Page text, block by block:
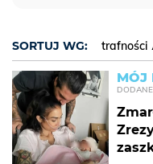
SORTUJ WG: trafności
MÓJ
DODANE